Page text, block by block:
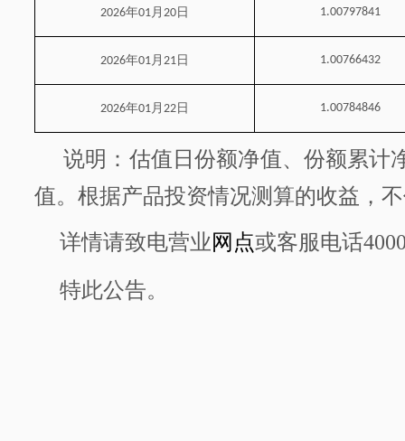
2026年01月 20 日 1.00797841
2026年01月 21 日 1.00766432
2026年01月 22 日 1.00784846
说明：估值日份额净值、份额累计
值。根据产品投资情况测算的收益，
详情请致电营业网点或客服电话
特此公告。